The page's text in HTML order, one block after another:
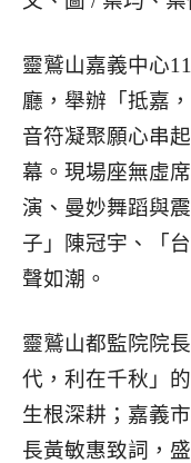
靈鷲山嘉義中心
廳，舉辦「抵嘉
音符凝聚願心串
幕。現場座無虛
演、曼妙舞蹈與
子」陳冠宇、「
聲如潮。
靈鷲山都監院院
代，利在千秋」
生根深耕；嘉義
長黃敏惠致詞，